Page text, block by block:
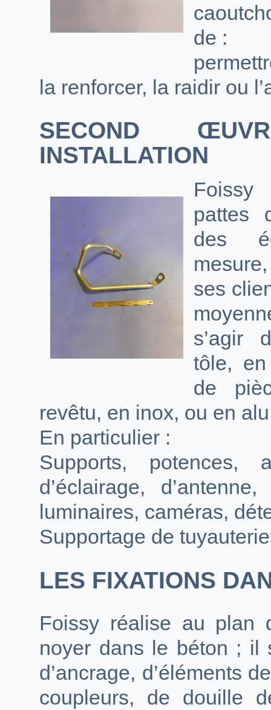
de :
la renforcer, la raidir ou
SECOND
INSTALLATION
pattes
des
ses
s’agir
tôle,
de
revêtu, en inox, ou en
En particulier :
Supports, potences,
d’éclairage,
luminaires, caméras,
Supportage de
LES FIXATIONS
Foissy réalise au plan
noyer dans le béton ; il
d’ancrage, d’éléments
coupleurs, de douille